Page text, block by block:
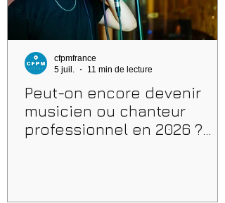
Peut-on encore devenir
musicien ou chanteur
professionnel en 2026 ?
cfpmfrance
5 juil.
11 min de lecture